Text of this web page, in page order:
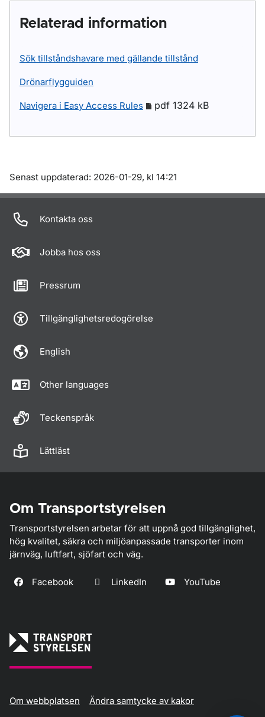
Relaterad information
Sök tillståndshavare med gällande tillstånd
Drönarflygguiden
Navigera i Easy Access Rules pdf 1324 kB
Om sidan
Senast uppdaterad: 2026-01-29, kl 14:21
Kontakta oss
Jobba hos oss
Pressrum
Tillgänglighetsredogörelse
English
Other languages
Teckenspråk
Lättläst
Om Transportstyrelsen
Transportstyrelsen arbetar för att uppnå god tillgänglighet,
hög kvalitet, säkra och miljöanpassade transporter inom
järnväg, luftfart, sjöfart och väg.
Facebook LinkedIn YouTube
Om webbplatsen Ändra samtycke av kakor